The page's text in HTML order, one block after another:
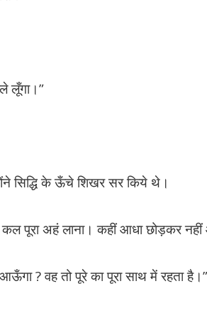
लूँगा।”
सिद्धि के ऊँचे शिखर सर किये थे।
कल पूरा अहं लाना। कहीं आधा छोड़कर
? वह तो पूरे का पूरा साथ में रहता है।”